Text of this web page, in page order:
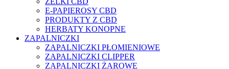
E-PAPIEROSY CBD
PRODUKTY Z CBD
HERBATY KONOPNE
ZAPALNICZKI
ZAPALNICZKI PŁOMIENIOWE
ZAPALNICZKI CLIPPER
ZAPALNICZKI ŻAROWE